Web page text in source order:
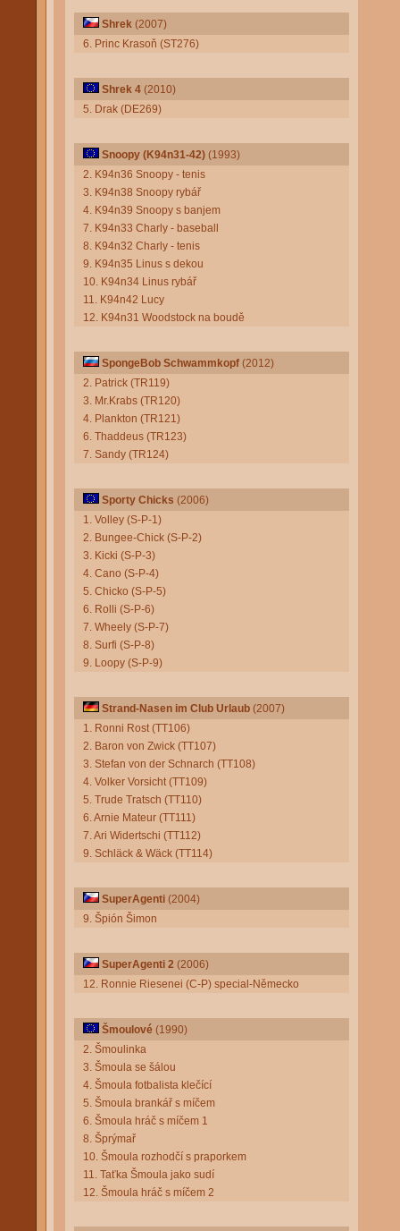
Shrek (2007)
6. Princ Krasoň (ST276)
Shrek 4 (2010)
5. Drak (DE269)
Snoopy (K94n31-42) (1993)
2. K94n36 Snoopy - tenis
3. K94n38 Snoopy rybář
4. K94n39 Snoopy s banjem
7. K94n33 Charly - baseball
8. K94n32 Charly - tenis
9. K94n35 Linus s dekou
10. K94n34 Linus rybář
11. K94n42 Lucy
12. K94n31 Woodstock na boudě
SpongeBob Schwammkopf (2012)
2. Patrick (TR119)
3. Mr.Krabs (TR120)
4. Plankton (TR121)
6. Thaddeus (TR123)
7. Sandy (TR124)
Sporty Chicks (2006)
1. Volley (S-P-1)
2. Bungee-Chick (S-P-2)
3. Kicki (S-P-3)
4. Cano (S-P-4)
5. Chicko (S-P-5)
6. Rolli (S-P-6)
7. Wheely (S-P-7)
8. Surfi (S-P-8)
9. Loopy (S-P-9)
Strand-Nasen im Club Urlaub (2007)
1. Ronni Rost (TT106)
2. Baron von Zwick (TT107)
3. Stefan von der Schnarch (TT108)
4. Volker Vorsicht (TT109)
5. Trude Tratsch (TT110)
6. Arnie Mateur (TT111)
7. Ari Widertschi (TT112)
9. Schläck & Wäck (TT114)
SuperAgenti (2004)
9. Špión Šimon
SuperAgenti 2 (2006)
12. Ronnie Riesenei (C-P) special-Německo
Šmoulové (1990)
2. Šmoulinka
3. Šmoula se šálou
4. Šmoula fotbalista klečící
5. Šmoula brankář s míčem
6. Šmoula hráč s míčem 1
8. Šprýmař
10. Šmoula rozhodčí s praporkem
11. Taťka Šmoula jako sudí
12. Šmoula hráč s míčem 2